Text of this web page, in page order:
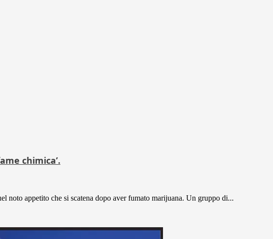
chimica’.
noto appetito che si scatena dopo aver fumato marijuana. Un gruppo di...